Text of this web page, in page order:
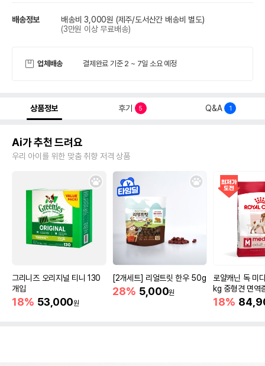
배송정보 배송비 3,000원 (제주/도서산간 배송비 별도)
(3만원 이상 무료배송)
업체배송 결제완료 기준 2 ~ 7일 소요 예정
상품정보 후기 5 Q&A 1
Ai가 추천 드려요
우리 아이를 위한 맞춤 취향 저격 상품
그리니즈 오리지널 티니 130
개입
18% 53,000원
[2개세트] 리얼트릿 한우 50g
28% 5,000원
로얄캐닌 독 미
kg 중형견 면역
18%